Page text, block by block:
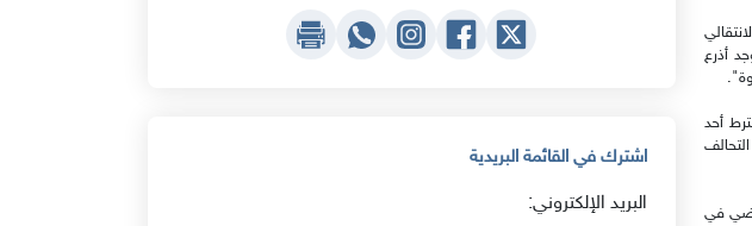
المجلس الانتقالي
أذرع
أحد
في
اشترك في القائمة البريدية
البريد الإلكتروني: